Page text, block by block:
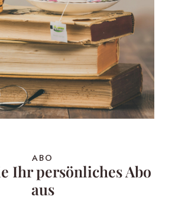
ABO
Ihr persönliches Abo
aus